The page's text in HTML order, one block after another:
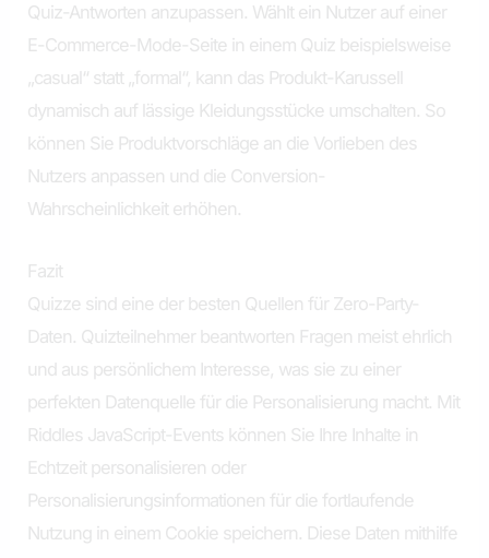
Quiz-Antworten anzupassen. Wählt ein Nutzer auf einer
E-Commerce-Mode-Seite in einem Quiz beispielsweise
„casual“ statt „formal“, kann das Produkt-Karussell
dynamisch auf lässige Kleidungsstücke umschalten. So
können Sie Produktvorschläge an die Vorlieben des
Nutzers anpassen und die Conversion-
Wahrscheinlichkeit erhöhen.
Fazit
Quizze sind eine der besten Quellen für Zero-Party-
Daten. Quizteilnehmer beantworten Fragen meist ehrlich
und aus persönlichem Interesse, was sie zu einer
perfekten Datenquelle für die Personalisierung macht. Mit
Riddles JavaScript-Events können Sie Ihre Inhalte in
Echtzeit personalisieren oder
Personalisierungsinformationen für die fortlaufende
Nutzung in einem Cookie speichern. Diese Daten mithilfe